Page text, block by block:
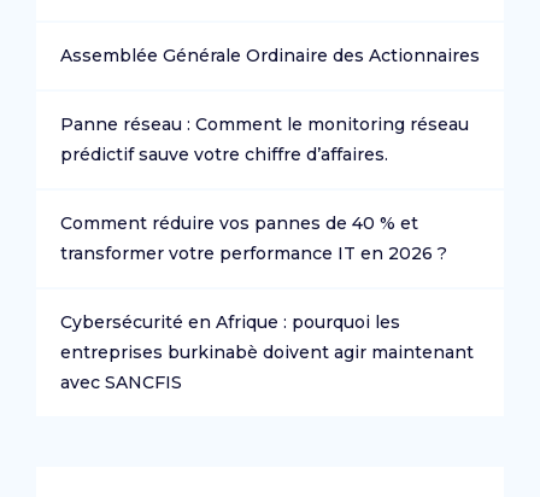
Assemblée Générale Ordinaire des Actionnaires
Panne réseau : Comment le monitoring réseau
prédictif sauve votre chiffre d’affaires.
Comment réduire vos pannes de 40 % et
transformer votre performance IT en 2026 ?
Cybersécurité en Afrique : pourquoi les
entreprises burkinabè doivent agir maintenant
avec SANCFIS